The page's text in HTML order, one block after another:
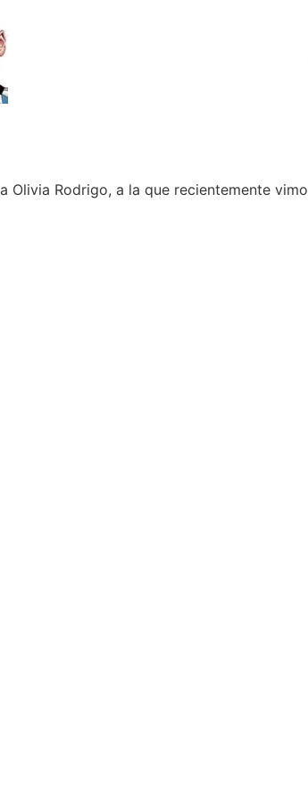
Rodrigo, a la que recientemente